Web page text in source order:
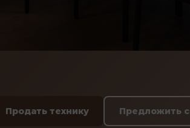
Продать технику Предложить